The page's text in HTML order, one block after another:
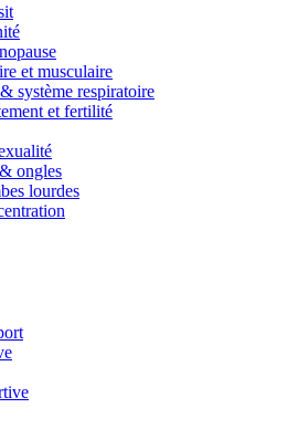
et musculaire
système respiratoire
et fertilité
ongles
lourdes